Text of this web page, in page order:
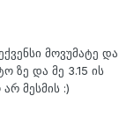
მოვუმატე და
ზე და მე 3.15 ის
მესმის :)